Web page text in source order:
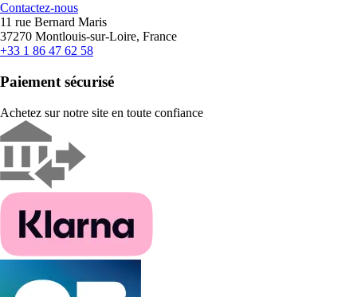
Contactez-nous
11 rue Bernard Maris
37270 Montlouis-sur-Loire, France
+33 1 86 47 62 58
Paiement sécurisé
Achetez sur notre site en toute confiance